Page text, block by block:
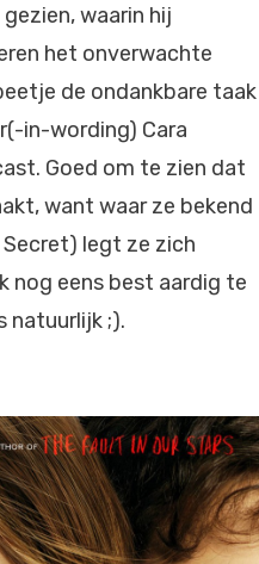
waarin hij
het onverwachte
de ondankbare taak
in-wording) Cara
Goed om te zien dat
want waar ze bekend
Secret) legt ze zich
nog eens best aardig te
natuurlijk ;).